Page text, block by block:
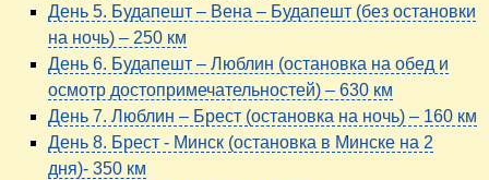
День 5. Будапешт – Вена – Будапешт (без остановки
на ночь) – 250 км
День 6. Будапешт – Люблин (остановка на обед и
осмотр достопримечательностей) – 630 км
День 7. Люблин – Брест (остановка на ночь) – 160 км
День 8. Брест - Минск (остановка в Минске на 2
дня)- 350 км